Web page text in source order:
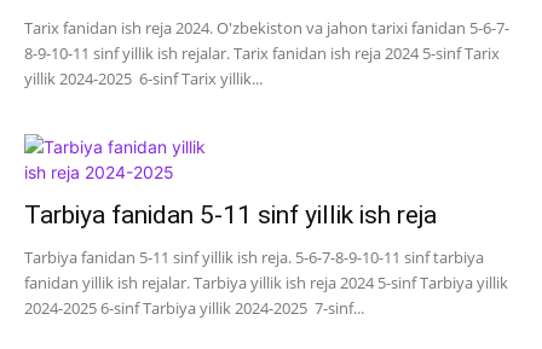
Tarix fanidan ish reja 2024. O'zbekiston va jahon tarixi fanidan 5-6-7-
8-9-10-11 sinf yillik ish rejalar. Tarix fanidan ish reja 2024 5-sinf Tarix
yillik 2024-2025 6-sinf Tarix yillik...
Tarbiya fanidan 5-11 sinf yillik ish reja
Tarbiya fanidan 5-11 sinf yillik ish reja. 5-6-7-8-9-10-11 sinf tarbiya
fanidan yillik ish rejalar. Tarbiya yillik ish reja 2024 5-sinf Tarbiya yillik
2024-2025 6-sinf Tarbiya yillik 2024-2025 7-sinf...